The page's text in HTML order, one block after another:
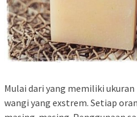
Mulai dari yang memiliki
wangi yang exstrem. Setiap